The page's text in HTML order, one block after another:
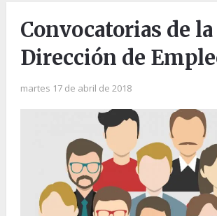
Convocatorias de la
Dirección de
martes 17 de abril de 2018